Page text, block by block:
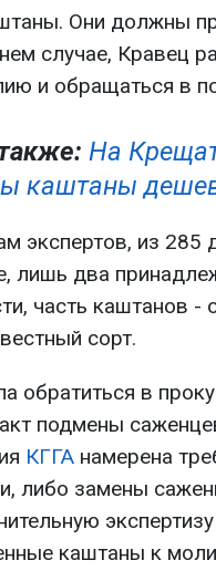
Они должны
случае, Кравец
и обращаться в
На
каштаны
экспертов, из 285
лишь два
часть каштанов
сорт.
обратиться в
подмены
КГГА намерена
либо замены
каштаны к